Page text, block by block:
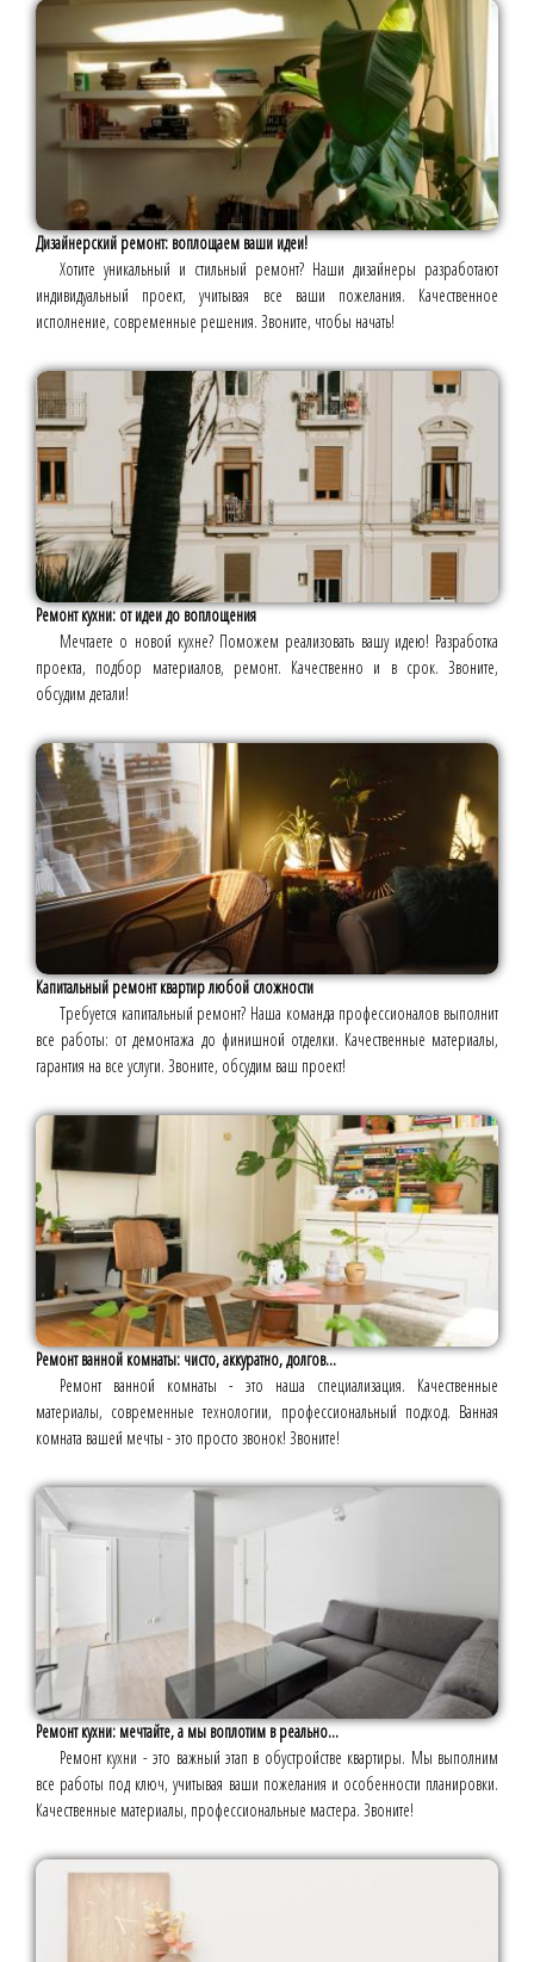
Дизайнерский ремонт: воплощаем ваши идеи!
Хотите уникальный и стильный ремонт? Наши дизайнеры разработают
индивидуальный проект, учитывая все ваши пожелания. Качественное
исполнение, современные решения. Звоните, чтобы начать!
Ремонт кухни: от идеи до воплощения
Мечтаете о новой кухне? Поможем реализовать вашу идею! Разработка
проекта, подбор материалов, ремонт. Качественно и в срок. Звоните,
обсудим детали!
Капитальный ремонт квартир любой сложности
Требуется капитальный ремонт? Наша команда профессионалов выполнит
все работы: от демонтажа до финишной отделки. Качественные материалы,
гарантия на все услуги. Звоните, обсудим ваш проект!
Ремонт ванной комнаты: чисто, аккуратно, долгов...
Ремонт ванной комнаты - это наша специализация. Качественные
материалы, современные технологии, профессиональный подход. Ванная
комната вашей мечты - это просто звонок! Звоните!
Ремонт кухни: мечтайте, а мы воплотим в реально...
Ремонт кухни - это важный этап в обустройстве квартиры. Мы выполним
все работы под ключ, учитывая ваши пожелания и особенности планировки.
Качественные материалы, профессиональные мастера. Звоните!